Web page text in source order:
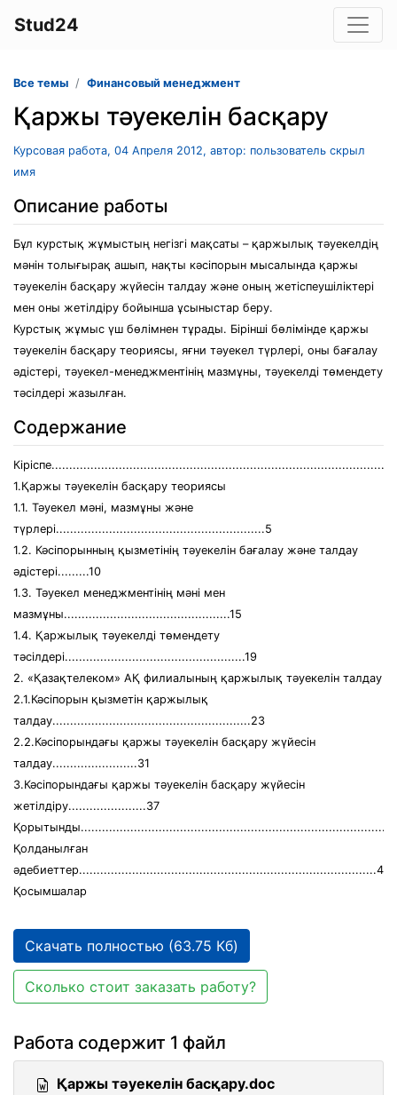
Stud24
Все темы Финансовый менеджмент
Қаржы тәуекелін басқару
Курсовая работа, 04 Апреля 2012, автор: пользователь скрыл
имя
Описание работы
Бұл курстық жұмыстың негізгі мақсаты – қаржылық тәуекелдің
мәнін толығырақ ашып, нақты кәсіпорын мысалында қаржы
тәуекелін басқару жүйесін талдау және оның жетіспеушіліктері
мен оны жетілдіру бойынша ұсыныстар беру.
Курстық жұмыс үш бөлімнен тұрады. Бірінші бөлімінде қаржы
тәуекелін басқару теориясы, яғни тәуекел түрлері, оны бағалау
әдістері, тәуекел-менеджментінің мазмұны, тәуекелді төмендету
тәсілдері жазылған.
Содержание
1.Қаржы тәуекелін басқару теориясы
1.1. Тәуекел мәні, мазмұны және
түрлері...........................................................5
1.2. Кәсіпорынның қызметінің тәуекелін бағалау және талдау
әдістері.........10
1.3. Тәуекел менеджментінің мәні мен
мазмұны...............................................15
1.4. Қаржылық тәуекелді төмендету
тәсілдері...................................................19
2. «Қазақтелеком» АҚ филиалының қаржылық тәуекелін талдау
2.1.Кәсіпорын қызметін қаржылық
талдау........................................................23
2.2.Кәсіпорындағы қаржы тәуекелін басқару жүйесін
талдау........................31
3.Кәсіпорындағы қаржы тәуекелін басқару жүйесін
жетілдіру......................37
Қолданылған
әдебиеттер....................................................................................42
Қосымшалар
Скачать полностью (63.75 Кб)
Сколько стоит заказать работу?
Работа содержит 1 файл
Қаржы тәуекелін басқару.doc